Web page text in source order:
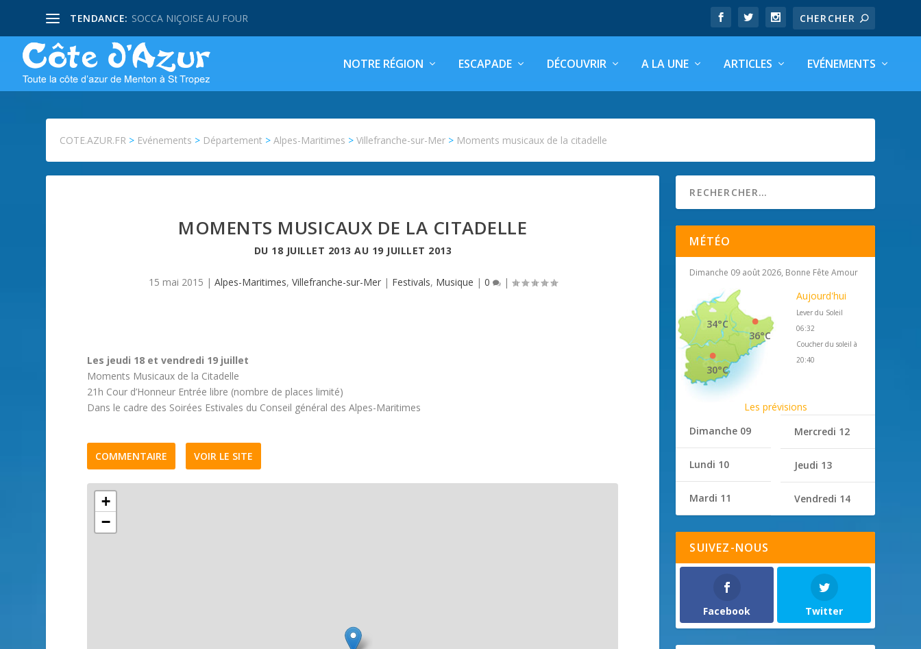
TENDANCE: SOCCA NIÇOISE AU FOUR
NOTRE RÉGION ESCAPADE DÉCOUVRIR A LA UNE ARTICLES EVÉNEMENTS
COTE.AZUR.FR > Evénements > Département >Alpes-Maritimes >Villefranche-sur-Mer > Moments musicaux de la citadelle
MOMENTS MUSICAUX DE LA CITADELLE
DU 18 JUILLET 2013 AU 19 JUILLET 2013
15 mai 2015 | Alpes-Maritimes, Villefranche-sur-Mer| Festivals, Musique | 0 |
Les jeudi 18 et vendredi 19 juillet
Moments Musicaux de la Citadelle
21h Cour d’Honneur Entrée libre (nombre de places limité)
Dans le cadre des Soirées Estivales du Conseil général des Alpes-Maritimes
COMMENTAIRE VOIR LE SITE
+
−
MÉTÉO
Dimanche 09 août 2026, Bonne Fête Amour
36°C
34°C
30°C
Aujourd'hui
Lever du Soleil
06:32
Coucher du soleil à
20:40
Les prévisions
Dimanche 09
Lundi 10
Mardi 11
Mercredi 12
Jeudi 13
Vendredi 14
SUIVEZ-NOUS
Facebook Twitter